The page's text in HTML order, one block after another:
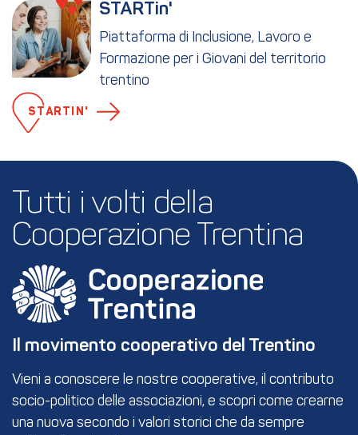
STARTin'
Piattaforma di Inclusione, Lavoro e
Formazione per i Giovani del territorio
trentino
STARTIN'
Tutti i volti della
Cooperazione Trentina
Il movimento cooperativo del Trentino
Vieni a conoscere le nostre cooperative, il contributo
socio-politico delle associazioni, e scopri come crearne
una nuova secondo i valori storici che da sempre